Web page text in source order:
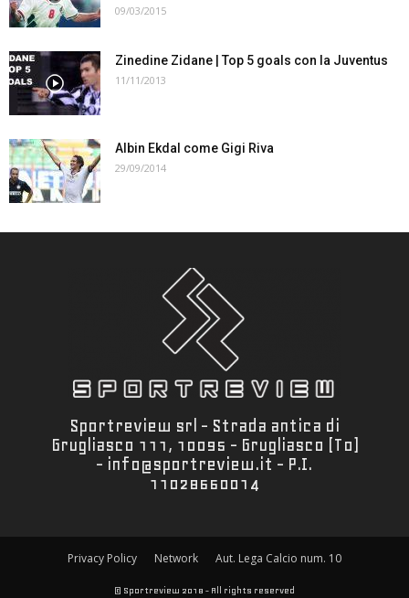
09/03/2015
Zinedine Zidane | Top 5 goals con la Juventus
11/11/2013
Albin Ekdal come Gigi Riva
29/09/2014
Sportreview srl - Strada antica di
Grugliasco 111, 10095 - Grugliasco (To)
- info@sportreview.it - P.I.
11028660014
Privacy Policy Network Aut. Lega Calcio num. 10
© Sportreview 2018 - All rights reserved